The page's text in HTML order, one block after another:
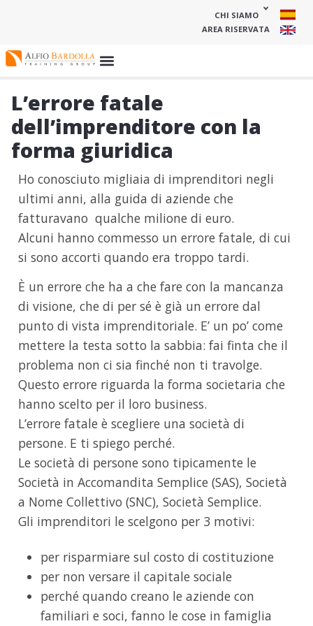
CHI SIAMO
AREA RISERVATA
L’errore fatale
dell’imprenditore con la
forma giuridica
Ho conosciuto migliaia di imprenditori negli
ultimi anni, alla guida di aziende che
fatturavano qualche milione di euro.
Alcuni hanno commesso un errore fatale, di cui
si sono accorti quando era troppo tardi.
È un errore che ha a che fare con la mancanza
di visione, che di per sé è già un errore dal
punto di vista imprenditoriale. E’ un po’ come
mettere la testa sotto la sabbia: fai finta che il
problema non ci sia finché non ti travolge.
Questo errore riguarda la forma societaria che
hanno scelto per il loro business.
L’errore fatale è scegliere una società di
persone. E ti spiego perché.
Le società di persone sono tipicamente le
Società in Accomandita Semplice (SAS), Società
a Nome Collettivo (SNC), Società Semplice.
Gli imprenditori le scelgono per 3 motivi:
per risparmiare sul costo di costituzione
per non versare il capitale sociale
perché quando creano le aziende con
familiari e soci, fanno le cose in famiglia